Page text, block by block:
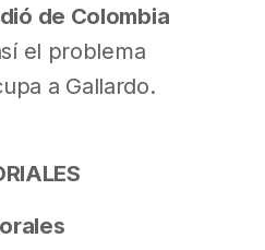
de Colombia
el problema
a Gallardo.